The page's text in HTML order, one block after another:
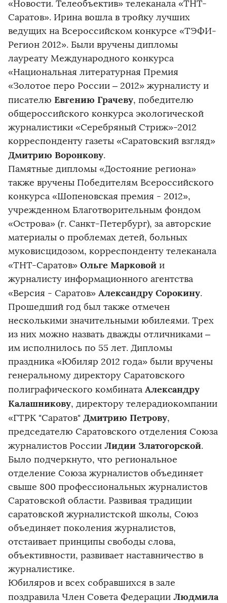
«Новости. Телеобъектив» телеканала «ТНТ-
Саратов». Ирина вошла в тройку лучших
ведущих на Всероссийском конкурсе «ТЭФИ-
Регион 2012». Были вручены дипломы
лауреату Международного конкурса
«Национальная литературная Премия
«Золотое перо России – 2012» журналисту и
писателю Евгению Грачеву, победителю
общероссийского конкурса экологической
журналистики «Серебряный Стриж»-2012
корреспонденту газеты «Саратовский взгляд»
Дмитрию Воронкову.
Памятные дипломы «Достояние региона»
также вручены Победителям Всероссийского
конкурса «Шопеновская премия - 2012»,
учрежденном Благотворительным фондом
«Острова» (г. Санкт-Петербург), за авторские
материалы о проблемах детей, больных
муковисцидозом, корреспонденту телеканала
«ТНТ-Саратов» Ольге Марковой и
журналисту информационного агентства
«Версия - Саратов» Александру Сорокину.
Прошедший год был также отмечен
несколькими значительными юбилеями. Трех
из них можно назвать дважды отличниками –
им исполнилось по 55 лет. Дипломы
праздника «Юбиляр 2012 года» были вручены
генеральному директору Саратовского
полиграфического комбината Александру
Калашникову, директору телерадиокомпании
«ГТРК "Саратов" Дмитрию Петрову,
председателю Саратовского отделения Союза
журналистов России Лидии Златогорской.
Было подчеркнуто, что региональное
отделение Союза журналистов объединяет
свыше 800 профессиональных журналистов
Саратовской области. Развивая традиции
саратовской журналистской школы, Союз
объединяет поколения журналистов,
отстаивает принципы свободы слова,
объективности, развивает наставничество в
журналистике.
Юбиляров и всех собравшихся в зале
поздравила Член Совета Федерации Людмила